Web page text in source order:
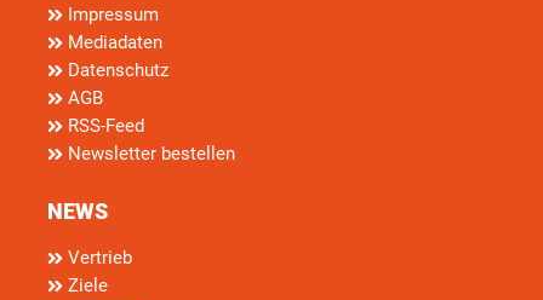
Impressum
Mediadaten
Datenschutz
AGB
RSS-Feed
Newsletter bestellen
NEWS
Vertrieb
Ziele